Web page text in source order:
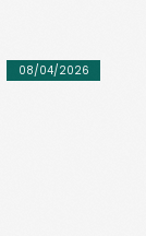
08/04/2026